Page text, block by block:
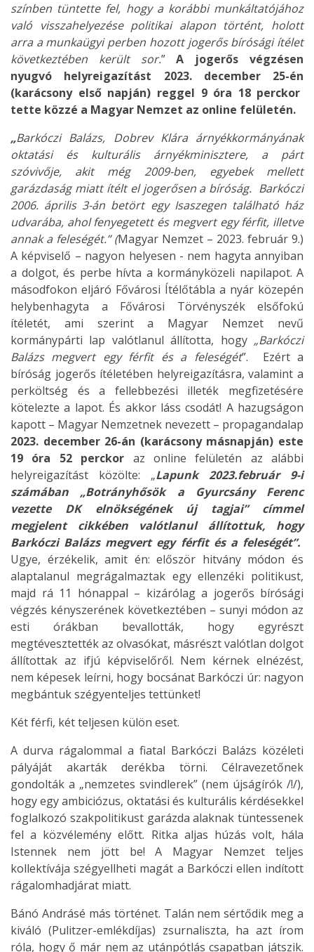
színben tüntette fel, hogy a korábbi munkáltatójához
való visszahelyezése politikai alapon történt, holott
arra a munkaügyi perben hozott jogerős bírósági ítélet
következtében került sor.”A jogerős végzésen
nyugvó helyreigazítást 2023. december 25-én
(karácsony első napján) reggel 9 óra 18 perckor
tette közzé a Magyar Nemzet az online felületén.
„Barkóczi Balázs, Dobrev Klára árnyékkormányának
oktatási és kulturális árnyékminisztere, a párt
szóvivője, akit még 2009-ben, egyebek mellett
garázdaság miatt ítélt el jogerősen a bíróság. Barkóczi
2006. április 3-án betört egy Isaszegen található ház
udvarába, ahol fenyegetett és megvert egy férfit, illetve
annak a feleségét.” (Magyar Nemzet – 2023. február 9.)
A képviselő – nagyon helyesen - nem hagyta annyiban
a dolgot, és perbe hívta a kormányközeli napilapot. A
másodfokon eljáró Fővárosi Ítélőtábla a nyár közepén
helybenhagyta a Fővárosi Törvényszék elsőfokú
ítéletét, ami szerint a Magyar Nemzet nevű
kormánypárti lap valótlanul állította, hogy „Barkóczi
Balázs megvert egy férfit és a feleségét”. Ezért a
bíróság jogerős ítéletében helyreigazításra, valamint a
perköltség és a fellebbezési illeték megfizetésére
kötelezte a lapot. És akkor láss csodát! A hazugságon
kapott – Magyar Nemzetnek nevezett – propagandalap
2023. december 26-án (karácsony másnapján) este
19 óra 52 perckor az online felületén az alábbi
helyreigazítást közölte: „Lapunk 2023.február 9-i
számában „Botrányhősök a Gyurcsány Ferenc
vezette DK elnökségének új tagjai” címmel
megjelent cikkében valótlanul állítottuk, hogy
Barkóczi Balázs megvert egy férfit és a feleségét”.
Ugye, érzékelik, amit én: először hitvány módon és
alaptalanul megrágalmaztak egy ellenzéki politikust,
majd rá 11 hónappal – kizárólag a jogerős bírósági
végzés kényszerének következtében – sunyi módon az
esti órákban bevallották, hogy egyrészt
megtévesztették az olvasókat, másrészt valótlan dolgot
állítottak az ifjú képviselőről. Nem kérnek elnézést,
nem képesek leírni, hogy bocsánat Barkóczi úr: nagyon
megbántuk szégyenteljes tettünket!
Két férfi, két teljesen külön eset.
A durva rágalommal a fiatal Barkóczi Balázs közéleti
pályáját akarták derékba törni. Célravezetőnek
gondolták a „nemzetes svindlerek” (nem újságírók /!/),
hogy egy ambiciózus, oktatási és kulturális kérdésekkel
foglalkozó szakpolitikust garázda alaknak tüntessenek
fel a közvélemény előtt. Ritka aljas húzás volt, hála
Istennek nem jött be! A Magyar Nemzet teljes
kollektívája szégyellheti magát a Barkóczi ellen indított
rágalomhadjárat miatt.
Bánó Andrásé más történet. Talán nem sértődik meg a
kiváló (Pulitzer-emlékdíjas) zsurnaliszta, ha azt írom
róla, hogy ő már nem az utánpótlás csapatban játszik.